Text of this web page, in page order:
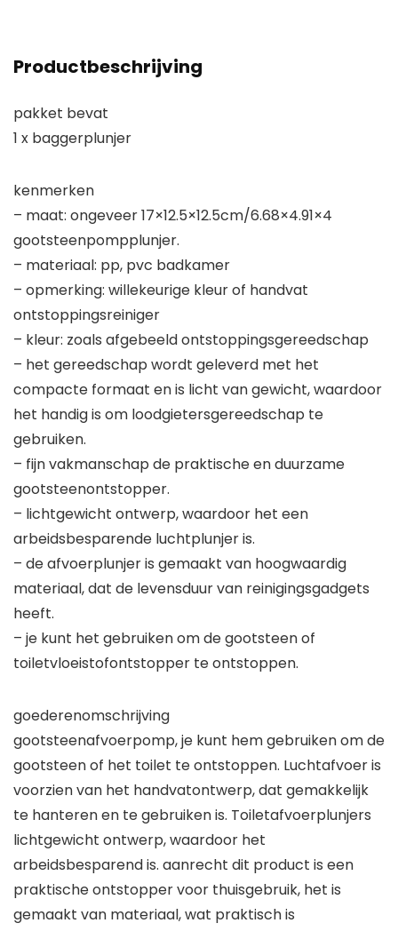
Productbeschrijving
pakket bevat
1 x baggerplunjer
kenmerken
– maat: ongeveer 17×12.5×12.5cm/6.68×4.91×4
gootsteenpompplunjer.
– materiaal: pp, pvc badkamer
– opmerking: willekeurige kleur of handvat
ontstoppingsreiniger
– kleur: zoals afgebeeld ontstoppingsgereedschap
– het gereedschap wordt geleverd met het
compacte formaat en is licht van gewicht, waardoor
het handig is om loodgietersgereedschap te
gebruiken.
– fijn vakmanschap de praktische en duurzame
gootsteenontstopper.
– lichtgewicht ontwerp, waardoor het een
arbeidsbesparende luchtplunjer is.
– de afvoerplunjer is gemaakt van hoogwaardig
materiaal, dat de levensduur van reinigingsgadgets
heeft.
– je kunt het gebruiken om de gootsteen of
toiletvloeistofontstopper te ontstoppen.
goederenomschrijving
gootsteenafvoerpomp, je kunt hem gebruiken om de
gootsteen of het toilet te ontstoppen. Luchtafvoer is
voorzien van het handvatontwerp, dat gemakkelijk
te hanteren en te gebruiken is. Toiletafvoerplunjers
lichtgewicht ontwerp, waardoor het
arbeidsbesparend is. aanrecht dit product is een
praktische ontstopper voor thuisgebruik, het is
gemaakt van materiaal, wat praktisch is